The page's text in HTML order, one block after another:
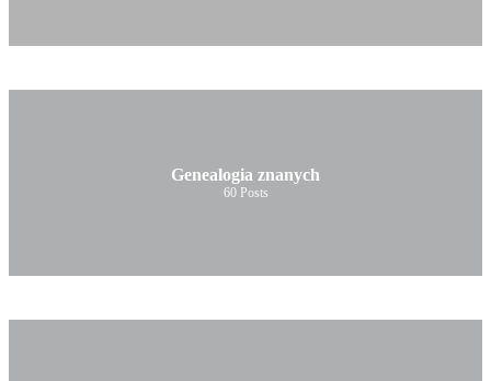
Genealogia znanych
60 Posts